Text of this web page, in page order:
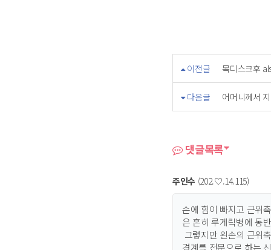
이전글 목디스크후
다음글 어머니께서
댓글목록
주인수 (202.♡.14.115)
손에 힘이 빠지고 근위
은 흔히 루게릭병에 동
그렇지만 왼손의 근위
경계를 전문으로 하는